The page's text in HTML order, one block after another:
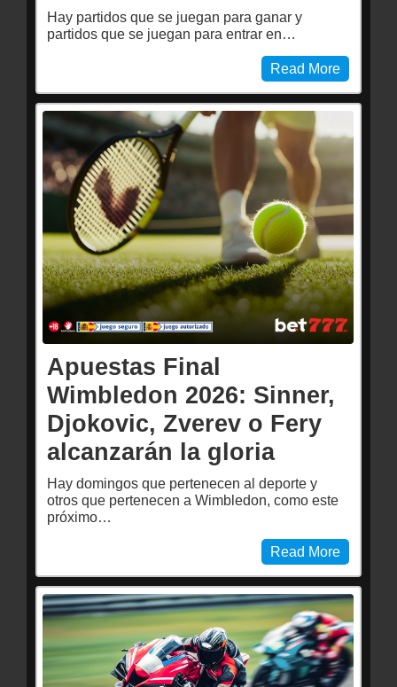
Hay partidos que se juegan para ganar y
partidos que se juegan para entrar en…
Read More
Apuestas Final
Wimbledon 2026: Sinner,
Djokovic, Zverev o Fery
alcanzarán la gloria
Hay domingos que pertenecen al deporte y
otros que pertenecen a Wimbledon, como este
próximo…
Read More